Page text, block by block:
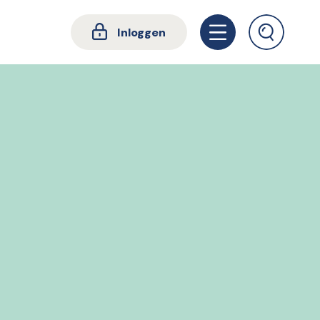
Inloggen